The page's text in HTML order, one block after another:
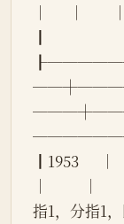
│      │
┃
┃1953      │
│          │
指1，分指1